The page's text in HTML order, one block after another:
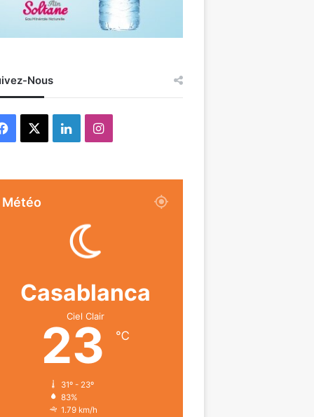
Nous
Facebook LinkedinInstagram
Météo
Casablanca
Ciel Clair
23 ℃
31º - 23º
83%
1.79 km/h